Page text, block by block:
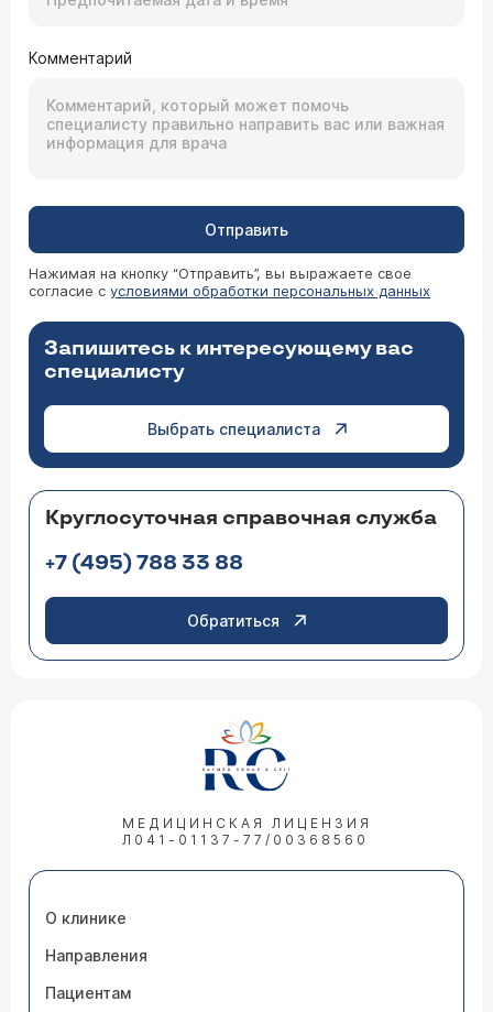
Комментарий
Отправить
Нажимая на кнопку “Отправить”, вы выражаете свое
согласие с условиями обработки персональных данных
Запишитесь к интересующему вас
специалисту
Выбрать специалиста
Круглосуточная справочная служба
+7 (495) 788 33 88
Обратиться
МЕДИЦИНСКАЯ ЛИЦЕНЗИЯ
Л041-01137-77/00368560
О клинике
Направления
Пациентам